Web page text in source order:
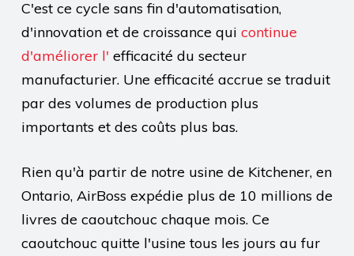
C'est ce cycle sans fin d'automatisation,
d'innovation et de croissance qui continue
d'améliorer l' efficacité du secteur
manufacturier. Une efficacité accrue se traduit
par des volumes de production plus
importants et des coûts plus bas.
Rien qu'à partir de notre usine de Kitchener, en
Ontario, AirBoss expédie plus de 10 millions de
livres de caoutchouc chaque mois. Ce
caoutchouc quitte l'usine tous les jours au fur